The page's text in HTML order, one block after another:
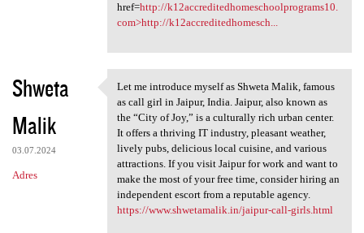
href=http://k12accreditedhomeschoolprograms10.
com>http://k12accreditedhomesch...
Shweta
Malik
03.07.2024
Adres
Let me introduce myself as
Let me introduce myself as Shweta Malik, famous
as call girl in Jaipur, India. Jaipur, also known as
the “City of Joy,” is a culturally rich urban center.
It offers a thriving IT industry, pleasant weather,
lively pubs, delicious local cuisine, and various
attractions. If you visit Jaipur for work and want to
make the most of your free time, consider hiring an
independent escort from a reputable agency.
https://www.shwetamalik.in/jaipur-call-girls.html